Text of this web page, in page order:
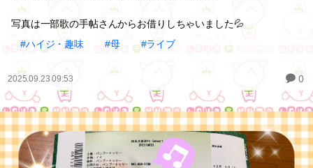
写真は一部歌の手帖さんからお借りしちゃいました💦
#ハイジ・趣味
#母 #ライブ
2025.09.23 09:53 0